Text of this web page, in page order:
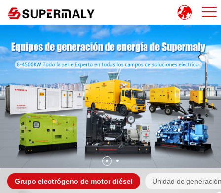
Grupo electrógeno de motor diésel Unidad de